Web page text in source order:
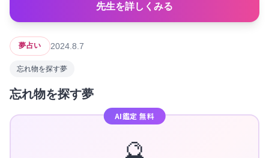
先生を詳しくみる
夢占い 2024.8.7
忘れ物を探す夢
忘れ物を探す夢
AI鑑定 無料
🔮